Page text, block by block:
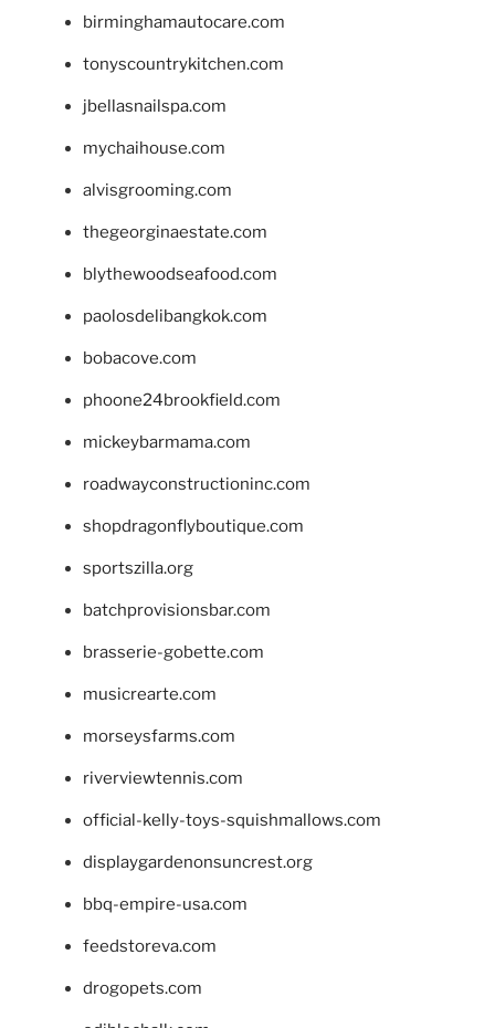
birminghamautocare.com
tonyscountrykitchen.com
jbellasnailspa.com
mychaihouse.com
alvisgrooming.com
thegeorginaestate.com
blythewoodseafood.com
paolosdelibangkok.com
bobacove.com
phoone24brookfield.com
mickeybarmama.com
roadwayconstructioninc.com
shopdragonflyboutique.com
sportszilla.org
batchprovisionsbar.com
brasserie-gobette.com
musicrearte.com
morseysfarms.com
riverviewtennis.com
official-kelly-toys-squishmallows.com
displaygardenonsuncrest.org
bbq-empire-usa.com
feedstoreva.com
drogopets.com